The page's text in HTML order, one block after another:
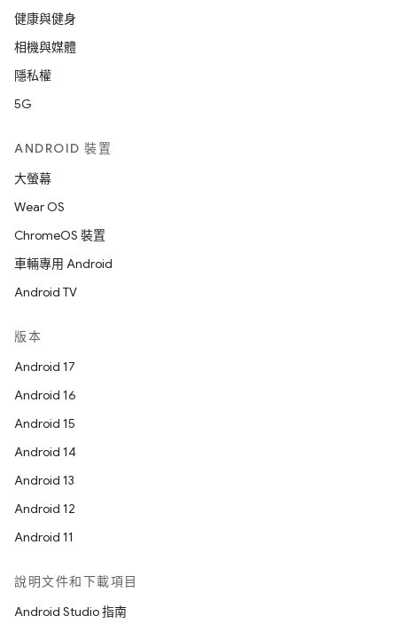
健康與健身
相機與媒體
隱私權
5G
ANDROID 裝置
大螢幕
Wear OS
ChromeOS 裝置
車輛專用 Android
Android TV
版本
Android 17
Android 16
Android 15
Android 14
Android 13
Android 12
Android 11
說明文件和下載項目
Android Studio 指南